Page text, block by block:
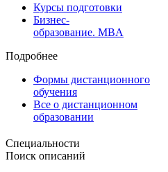
Курсы подготовки
Бизнес-
образование. MBA
Подробнее
Формы дистанционного
обучения
Все о дистанционном
образовании
Специальности
Поиск описаний